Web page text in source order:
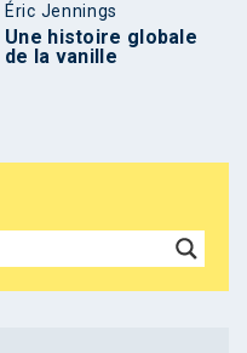
Éric Jennings
Une histoire globale
de la vanille